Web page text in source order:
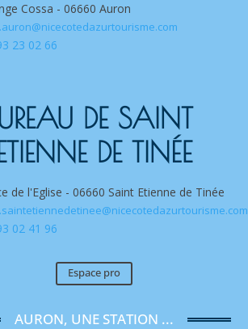
Cossa - 06660 Auron
23 02 66
DE SAINT
DE TINÉE
de l'Eglise - 06660 Saint Etienne de Tinée
02 41 96
Espace pro
AURON, UNE STATION ...